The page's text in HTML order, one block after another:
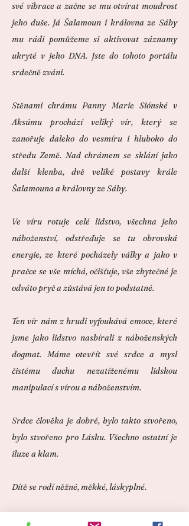
své vibrace a začne se mu otvírat moudrost
jeho duše. Já Šalamoun i královna ze Sáby
mu rádi pomůžeme si aktivovat záznamy
ukryté v jeho DNA. Jste do tohoto portálu
srdečně zváni.
Stěnami chrámu Panny Marie Siónské v
Aksúmu prochází veliký vír, který se
zanořuje daleko do vesmíru i hluboko do
středu Země. Nad chrámem se sklání jako
další klenba, dvě veliké postavy krále
Šalamouna a královny ze Sáby.
Ve víru rotuje celé lidstvo, všechna jeho
náboženství, odstřeďuje se tu obrovská
energie, ze které pocházely války a jako v
pračce se vše míchá, očišťuje, vše zbytečné je
odváto pryč a zůstává jen to podstatné.
Ten vír nám z hrudi vyfoukává emoce, které
jsme jako lidstvo nasbírali z náboženských
dogmat. Máme otevřít své srdce a mysl
čistému duchu nezatíženému lidskou
manipulací s vírou a náboženstvím.
Srdce člověka je dobré, bylo takto stvořeno,
bylo stvořeno pro Lásku. Všechno ostatní je
iluze a klam.
Dítě se rodí něžné, měkké, láskyplné.
„Člověče, vrať se ke svému vnitřnímu dítěti a